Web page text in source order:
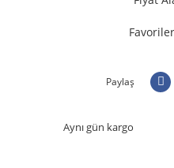
Paylaş
Aynı gün kargo